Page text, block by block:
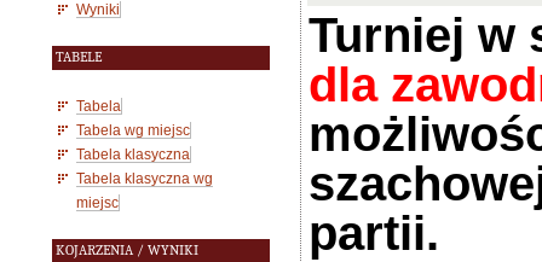
Wyniki
TABELE
Tabela
Tabela wg miejsc
Tabela klasyczna
Tabela klasyczna wg
miejsc
KOJARZENIA / WYNIKI
Turniej w
dla
partii.